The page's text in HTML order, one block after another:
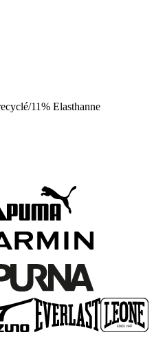
11% Elasthanne